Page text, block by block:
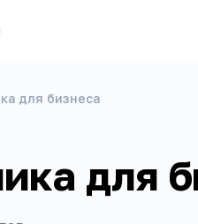
для бизнеса
для